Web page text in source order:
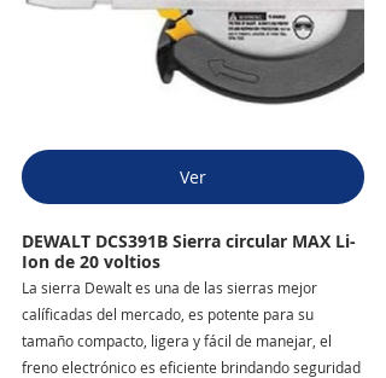
Ver
DEWALT DCS391B Sierra circular MAX Li-
Ion de 20 voltios
La sierra Dewalt es una de las sierras mejor
calíficadas del mercado, es potente para su
tamaño compacto, ligera y fácil de manejar, el
freno electrónico es eficiente brindando seguridad